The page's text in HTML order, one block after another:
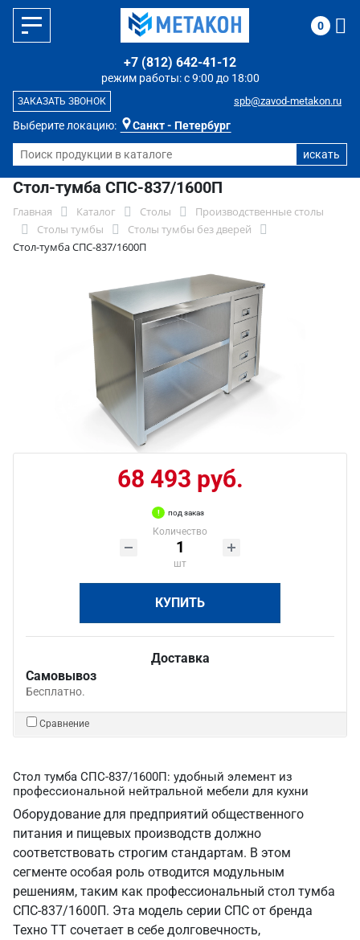
Выберите локацию: Санкт - Петербург
режим работы: с 9:00 до 18:00
+7 (812) 642-41-12
spb@zavod-metakon.ru
ЗАКАЗАТЬ ЗВОНОК
0
Стол-тумба СПС-837/1600П
Главная Каталог Столы
Производственные столы
Столы тумбы
Столы тумбы без дверей
Стол-тумба СПС-837/1600П
68 493 руб.
под заказ
Количество
шт
КУПИТЬ
Доставка
Самовывоз
Бесплатно.
Сравнение
Стол тумба СПС-837/1600П: удобный элемент из
профессиональной нейтральной мебели для кухни
Оборудование для предприятий общественного
питания и пищевых производств должно
соответствовать строгим стандартам. В этом
сегменте особая роль отводится модульным
решениям, таким как профессиональный стол тумба
СПС-837/1600П. Эта модель серии СПС от бренда
Техно ТТ сочетает в себе долговечность,